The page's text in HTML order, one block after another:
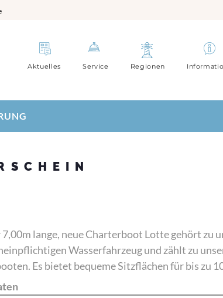
Aktuelles Service Regionen
7,00m lange, neue Charterboot Lotte gehört zu
Wasserfahrzeug und zählt zu
Es bietet bequeme Sitzflächen für bis zu